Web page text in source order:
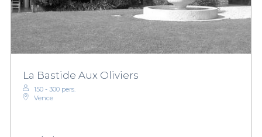
La Bastide Aux Oliviers
150 - 300 pers.
Vence